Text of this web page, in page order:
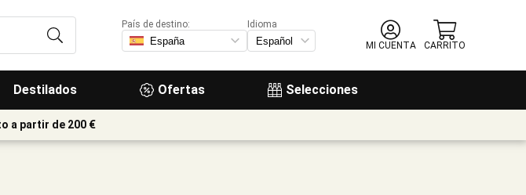
Destilados Ofertas Selecciones
País de destino:
Idioma
MI CUENTA
CARRITO
a partir de 200 €